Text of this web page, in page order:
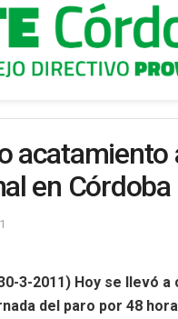
acatamiento
en Córdoba
3-2011) Hoy se llevó a
del paro por 48